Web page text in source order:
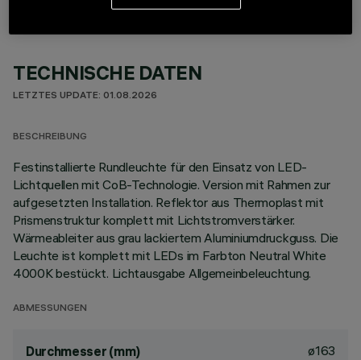
TECHNISCHE DATEN
LETZTES UPDATE: 01.08.2026
BESCHREIBUNG
Festinstallierte Rundleuchte für den Einsatz von LED-
Lichtquellen mit CoB-Technologie. Version mit Rahmen zur
aufgesetzten Installation. Reflektor aus Thermoplast mit
Prismenstruktur komplett mit Lichtstromverstärker.
Wärmeableiter aus grau lackiertem Aluminiumdruckguss. Die
Leuchte ist komplett mit LEDs im Farbton Neutral White
4000K bestückt. Lichtausgabe Allgemeinbeleuchtung.
ABMESSUNGEN
Durchmesser (mm) ø163